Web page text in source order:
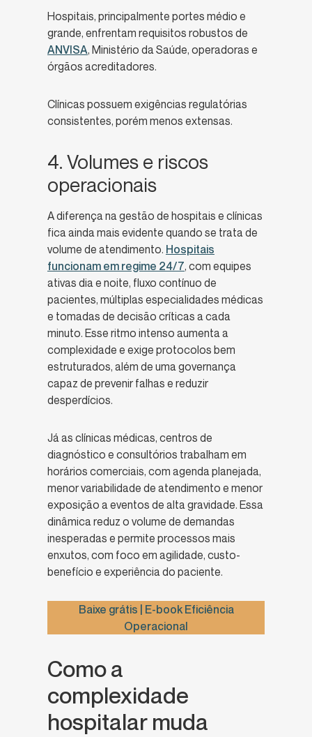
Hospitais, principalmente portes médio e
grande, enfrentam requisitos robustos de
ANVISA, Ministério da Saúde, operadoras e
órgãos acreditadores.
Clínicas possuem exigências regulatórias
consistentes, porém menos extensas.
4. Volumes e riscos
operacionais
A diferença na gestão de hospitais e clínicas
fica ainda mais evidente quando se trata de
volume de atendimento. Hospitais
funcionam em regime 24/7, com equipes
ativas dia e noite, fluxo contínuo de
pacientes, múltiplas especialidades médicas
e tomadas de decisão críticas a cada
minuto. Esse ritmo intenso aumenta a
complexidade e exige protocolos bem
estruturados, além de uma governança
capaz de prevenir falhas e reduzir
desperdícios.
Já as clínicas médicas, centros de
diagnóstico e consultórios trabalham em
horários comerciais, com agenda planejada,
menor variabilidade de atendimento e menor
exposição a eventos de alta gravidade. Essa
dinâmica reduz o volume de demandas
inesperadas e permite processos mais
enxutos, com foco em agilidade, custo-
benefício e experiência do paciente.
Baixe grátis | E-book Eficiência
Operacional
Como a
complexidade
hospitalar muda